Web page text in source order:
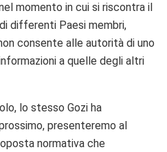
momento in cui si riscontra il
differenti Paesi membri,
consente alle autorità di uno
a quelle degli altri
lo stesso Gozi ha
presenteremo al
normativa che